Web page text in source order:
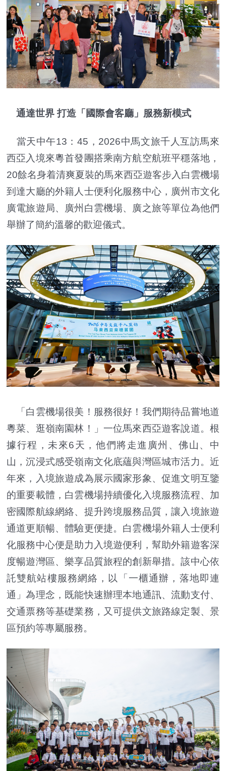
通達世界 打造「國際會客廳」服務新模式
當天中午13：45，2026中馬文旅千人互訪馬來
西亞入境來粵首發團搭乘南方航空航班平穩落地，
20餘名身着清爽夏裝的馬來西亞遊客步入白雲機場
到達大廳的外籍人士便利化服務中心，廣州市文化
廣電旅遊局、廣州白雲機場、廣之旅等單位為他們
舉辦了簡約溫馨的歡迎儀式。
「白雲機場很美！服務很好！我們期待品嘗地道
粵菜、逛嶺南園林！」一位馬來西亞遊客說道。根
據行程，未來6天，他們將走進廣州、佛山、中
山，沉浸式感受嶺南文化底蘊與灣區城市活力。近
年來，入境旅遊成為展示國家形象、促進文明互鑒
的重要載體，白雲機場持續優化入境服務流程、加
密國際航線網絡、提升跨境服務品質，讓入境旅遊
通道更順暢、體驗更便捷。白雲機場外籍人士便利
化服務中心便是助力入境遊便利，幫助外籍遊客深
度暢遊灣區、樂享品質旅程的創新舉措。該中心依
託雙航站樓服務網絡，以「一櫃通辦，落地即連
通」為理念，既能快速辦理本地通訊、流動支付、
交通票務等基礎業務，又可提供文旅路線定製、景
區預約等專屬服務。